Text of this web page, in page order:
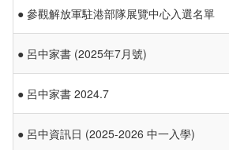
● 參觀解放軍駐港部隊展覽中心入選名單
● 呂中家書 (2025年7月號)
● 呂中家書 2024.7
● 呂中資訊日 (2025-2026 中一入學)